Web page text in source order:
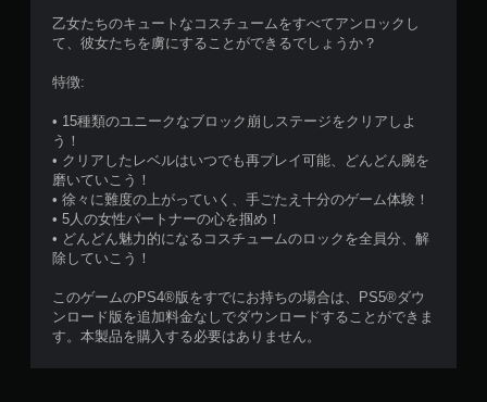
乙女たちのキュートなコスチュームをすべてアンロックし
て、彼女たちを虜にすることができるでしょうか？
特徴:
• 15種類のユニークなブロック崩しステージをクリアしよ
う！
• クリアしたレベルはいつでも再プレイ可能、どんどん腕を
磨いていこう！
• 徐々に難度の上がっていく、手ごたえ十分のゲーム体験！
• 5人の女性パートナーの心を掴め！
• どんどん魅力的になるコスチュームのロックを全員分、解
除していこう！
このゲームのPS4®版をすでにお持ちの場合は、PS5®ダウ
ンロード版を追加料金なしでダウンロードすることができま
す。本製品を購入する必要はありません。